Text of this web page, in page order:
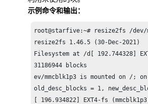
The partition table has been
root@starfive:~#
示例命令和输出：
root@starfive:~# resize2fs /dev/
resize2fs 1.46.5 (30-Dec-2021)
Filesystem at /d[ 192.744328]
31186944 blocks
ev/mmcblk1p3 is mounted on /;
old_desc_blocks = 1,
[ 196.934822] EXT4-fs